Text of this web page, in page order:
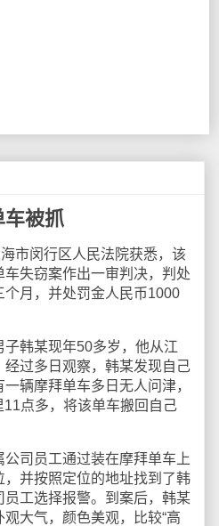
车被抓
闵行区人民法院获悉，该
失窃案作出一审判决，判处
月，并处罚金人民币1000
韩某现年50多岁，他从江
过多日观察，韩某发现自己
辆摩拜单车多日无人问津，
点多，将该单车搬回自己
司员工通过装在摩拜单车上
并按照定位的地址找到了韩
工选择报警。到案后，韩某
大气，颜色美观，比较“高